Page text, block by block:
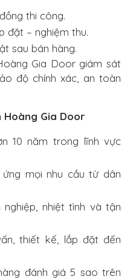
thi công.
đặt – nghiệm thu.
sau bán hàng.
Gia Door giám sát
độ chính xác, an toàn
Hoàng Gia Door
10 năm trong lĩnh vực
mọi nhu cầu từ dân
nhiệt tình và tận
thiết kế, lắp đặt đến
đánh giá 5 sao trên